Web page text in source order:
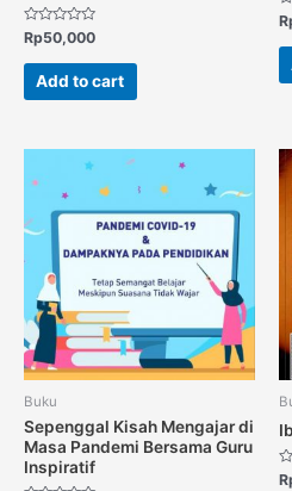
Rated
0
out
Rp50,000
Add to cart
0
Buku
Sepenggal Kisah Mengajar di
Masa Pandemi Bersama Guru
Inspiratif